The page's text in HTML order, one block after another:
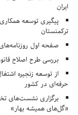
ایران
پیگیری توسعه
ترکمنستان
صفحه اول روزنامه‌های 7 مرداد
بررسی طرح اصلاح
از توسعه زنجیره
حرفه‌ای در کشور
برگزاری نشست‌های
«گل‌های همیشه بهار»